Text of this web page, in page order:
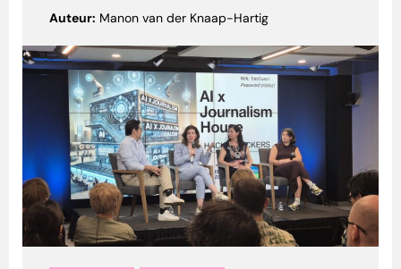
Auteur: Manon van der Knaap-Hartig